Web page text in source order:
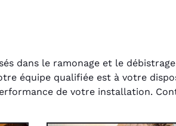
dans le ramonage et le
équipe qualifiée est à votre
de votre installation.